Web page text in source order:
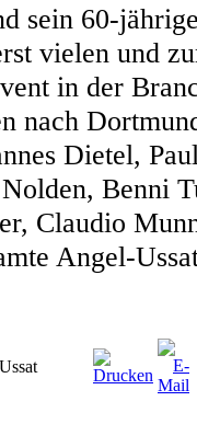
sein 60-
vielen und
in der
nach
Dietel,
Benni
Claudio
Angel-